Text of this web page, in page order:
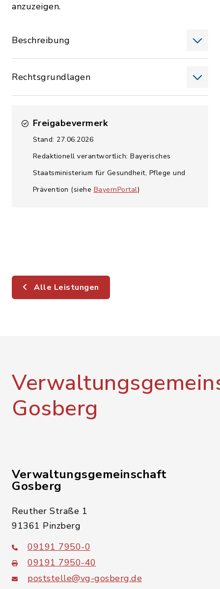
anzuzeigen.
Beschreibung
Rechtsgrundlagen
Freigabevermerk
Stand: 27.06.2026
Redaktionell verantwortlich: Bayerisches
Staatsministerium für Gesundheit, Pflege und
Prävention (siehe BayernPortal)
Alle Leistungen
Gosberg
Verwaltungsgemeinschaft
Gosberg
Reuther Straße 1
91361 Pinzberg
09191 7950-0
09191 7950-40
poststelle@vg-gosberg.de